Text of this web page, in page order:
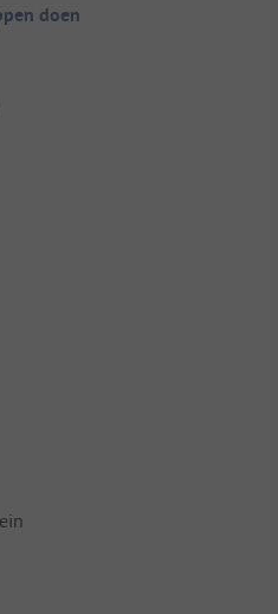
doen